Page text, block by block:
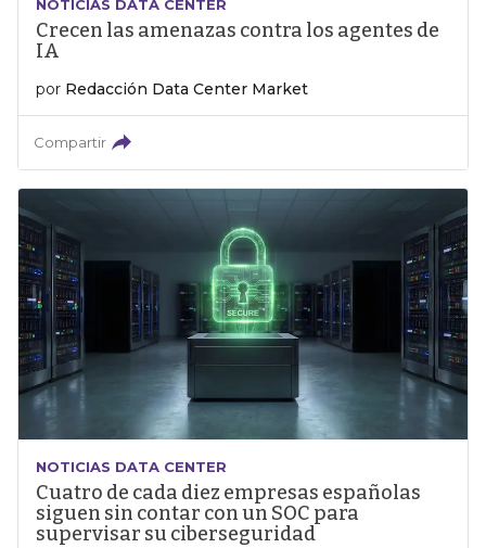
NOTICIAS DATA CENTER
Crecen las amenazas contra los agentes de
IA
por Redacción Data Center Market
Compartir
NOTICIAS DATA CENTER
Cuatro de cada diez empresas españolas
siguen sin contar con un SOC para
supervisar su ciberseguridad